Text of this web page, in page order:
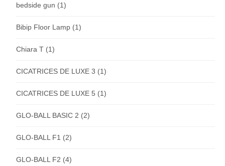
bedside gun (1)
Bibip Floor Lamp (1)
Chiara T (1)
CICATRICES DE LUXE 3 (1)
CICATRICES DE LUXE 5 (1)
GLO-BALL BASIC 2 (2)
GLO-BALL F1 (2)
GLO-BALL F2 (4)